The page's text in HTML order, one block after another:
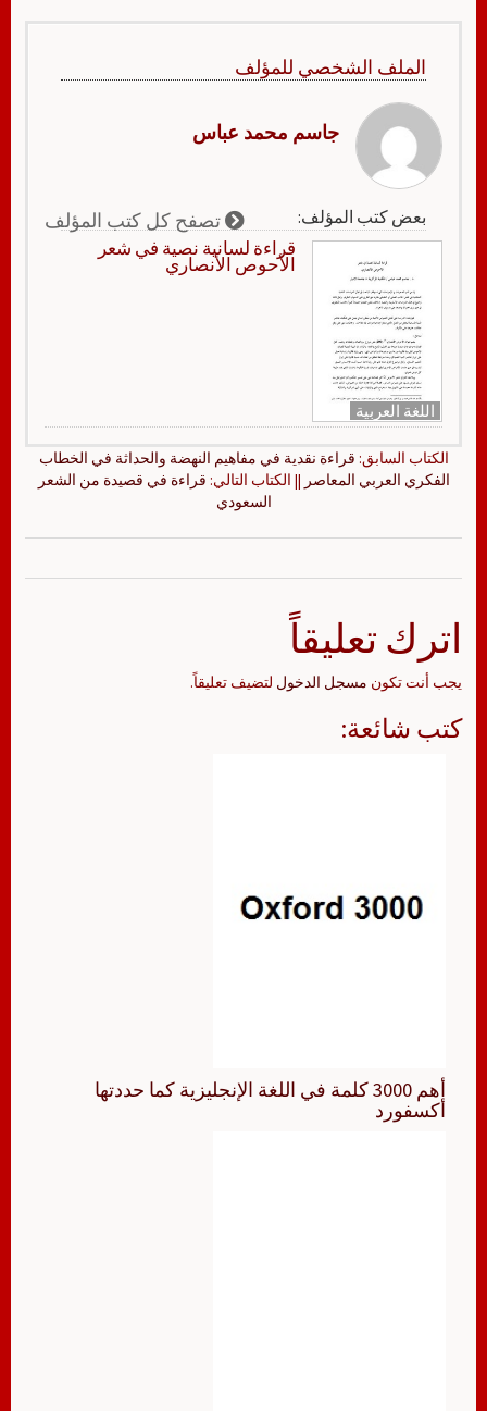
الملف الشخصي للمؤلف
جاسم محمد عباس
بعض كتب المؤلف: تصفح كل كتب المؤلف
اللغة العربية
قراءة لسانية نصية في شعر
الأحوص الأنصاري
الكتاب السابق: قراءة نقدية في مفاهيم النهضة والحداثة في الخطاب
الفكري العربي المعاصر || الكتاب التالي: قراءة في قصيدة من الشعر
السعودي
اترك تعليقاً
يجب أنت تكون مسجل الدخول لتضيف تعليقاً.
كتب شائعة:
أهم 3000 كلمة في اللغة الإنجليزية كما حددتها
أكسفورد